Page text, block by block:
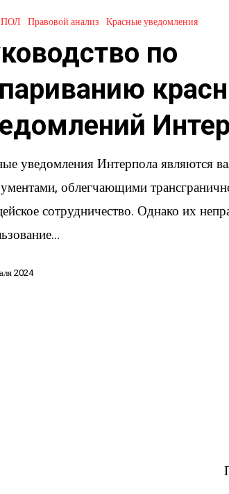
Правовой анализ Красные уведомления
по
уведомления Интерпола являются
облегчающими
сотрудничество. Однако их
2024